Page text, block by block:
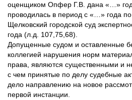
оценщиком Опфер Г.В. дана «…»
проводилась в период с «…» года
Щелковский городской суд
года (л.д. 107,75,68).
Допущенные судом и оставленные
коллегией нарушения норм
права, являются существенными и
с чем принятые по делу судебные
дело направлению на новое
первой инстанции.